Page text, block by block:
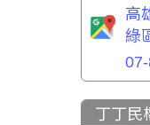
高
綠
丁丁民